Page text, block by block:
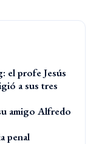
el profe Jesús
a sus tres
amigo Alfredo
penal